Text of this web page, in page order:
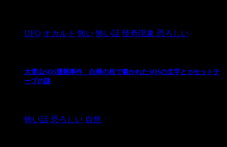
UFO オカルト 怖い 怖い話 怪奇現象 恐ろしい
大雪山SOS遭難事件 白樺の枝で書かれたSOSの文字とカセットテ
ープの謎
怖い話 恐ろしい 自然